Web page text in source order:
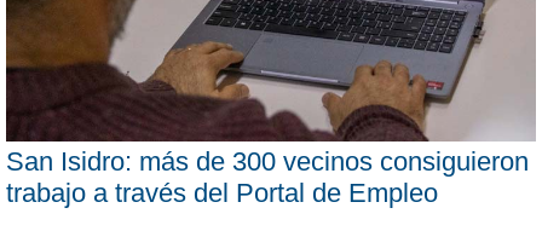
San Isidro: más de 300 vecinos consiguieron
trabajo a través del Portal de Empleo